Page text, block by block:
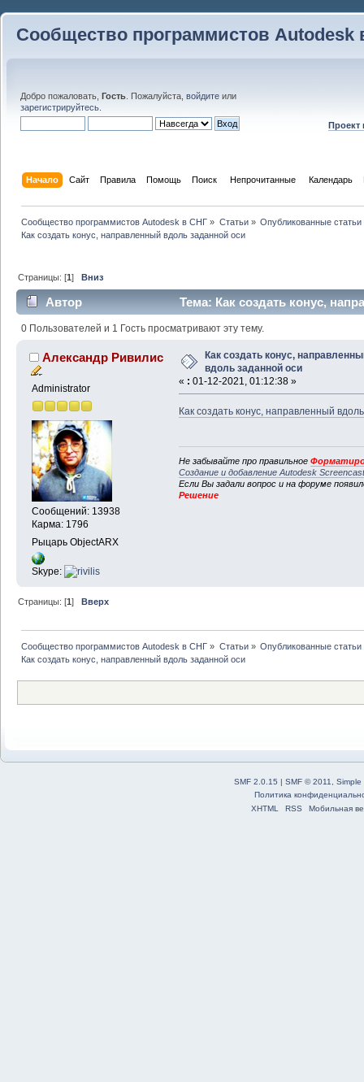
Сообщество программистов Autodesk
Добро пожаловать, Гость . Пожалуйста, войдите или
зарегистрируйтесь
Проект
Начало Сайт Правила Помощь Поиск Непрочитанные Календарь
Сообщество программистов Autodesk в СНГ » Статьи» Опубликованные статьи
Как создать конус, направленный вдоль заданной оси
Страницы: [1]Вниз
Автор
Тема: Как создать конус,
(Прочитано 22260 раз)
0 Пользователей и 1 Гость просматривают эту тему.
Александр Ривилис
Administrator
Сообщений: 13938
Карма: 1796
Рыцарь ObjectARX
Skype:
Как создать конус,
вдоль заданной оси
« : 01-12-2021, 01:12:38 »
Как создать конус, направленный
Не забывайте про правильное
Создание и добавление Autodesk
Если Вы задали вопрос и на форуме
Решение
Страницы: [1]Вверх
Сообщество программистов Autodesk в СНГ » Статьи» Опубликованные статьи
Как создать конус, направленный вдоль заданной оси
SMF 2.0.15 | SMF © 2011
Simple
Политика
XHTML
RSS Мобильная